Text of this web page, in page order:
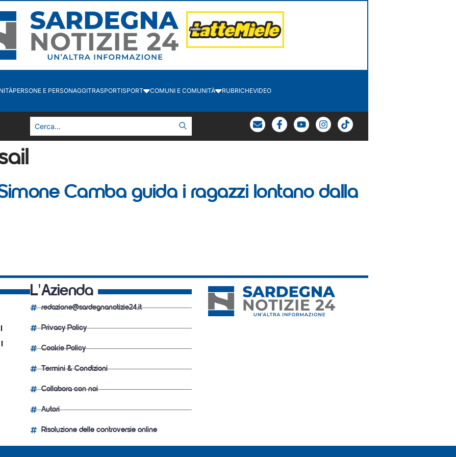
PERSONE E PERSONAGGITRASPORTISPORT COMUNI E COMUNITÀ RUBRICHEVIDEO
Camba guida i ragazzi lontano dalla
L'Azienda
redazione@sardegnanotizie24.it
Privacy Policy
Cookie Policy
Termini & Condizioni
Collabora con noi
Autori
Risoluzione delle controversie online